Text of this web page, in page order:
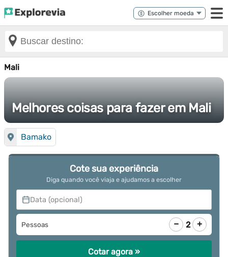
Mali
Melhores coisas para fazer em Mali
Bamako
Cote sua experiência
Diga quando você viaja e ajudamos a escolher
Data (opcional)
Pessoas − 2 +
Cotar agora »